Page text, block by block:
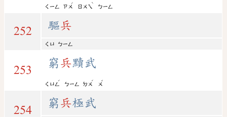
ㄑㄧㄥ ㄗㄨ
ˊ
ㄖㄨㄟ
ˋ
ㄅㄧㄥ
252 驅兵
ㄑㄩ ㄅㄧㄥ
253
窮 兵黷武
ㄑㄩㄥ
ˊ
ㄅㄧㄥ ㄉㄨ
ˊ
ㄨ
ˇ
254
窮 兵極武